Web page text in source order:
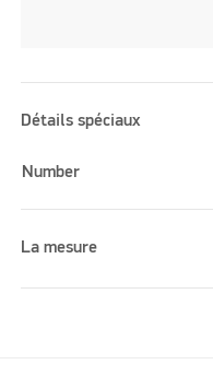
Détails spéciaux
Number
La mesure